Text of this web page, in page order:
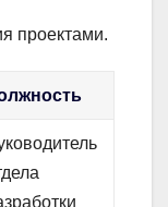
проектами.